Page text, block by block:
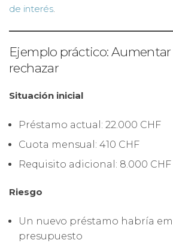
de interés
Ejemplo práctico:
rechazar
Situación inicial
Préstamo actual: 22.000 CHF
Cuota mensual: 410 CHF
Requisito adicional: 8.000 CHF
Riesgo
Un nuevo préstamo habría
presupuesto